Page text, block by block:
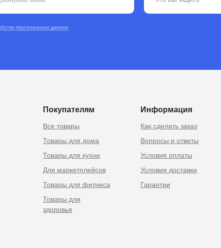
персональных данных
Покупателям Информация
Как сделать заказ
Вопросы и ответы
Условия оплаты
Гарантии
Все товары
Товары для дома
Товары для кухни
Для маркетплейсов
Товары для фитнеса
Товары для
здоровья
Условия доставки